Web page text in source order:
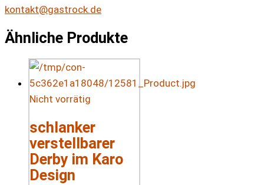
kontakt@gastrock.de
Ähnliche Produkte
Nicht vorrätig
schlanker
verstellbarer
Derby im Karo
Design